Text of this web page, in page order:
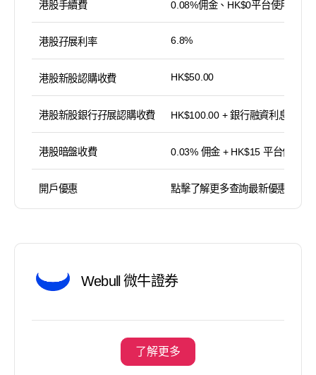
港股手續費 0.08%佣金、HK$0平台使用費
港股孖展利率 6.8%
港股新股認購收費 HK$50.00
港股新股銀行孖展認購收費 HK$100.00 + 銀行融資利息
港股暗盤收費 0.03% 佣金 + HK$15 平台使用費
開戶優惠 點擊了解更多查詢最新優惠
Webull 微牛證券
了解更多